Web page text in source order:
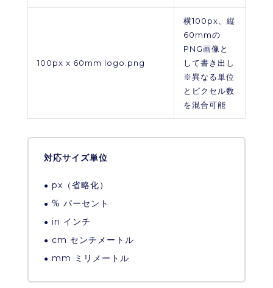
100px x 60mm logo.png
横100px、縦
60mmの
PNG画像と
して書き出し
※異なる単位
とピクセル数
を混合可能
対応サイズ単位
px（省略化）
% パーセント
in インチ
cm センチメートル
mm ミリメートル